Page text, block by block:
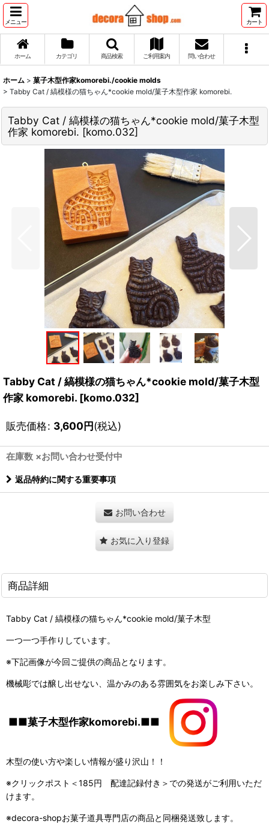
メニュー カート
ホーム カテゴリ 商品検索 ご利用案内 問い合わせ
ホーム > 菓子木型作家komorebi./cookie molds
> Tabby Cat / 縞模様の猫ちゃん*cookie mold/菓子木型作家 komorebi.
Tabby Cat / 縞模様の猫ちゃん*cookie mold/菓子木型
作家 komorebi. [komo.032]
Tabby Cat / 縞模様の猫ちゃん*cookie mold/菓子木型
作家 komorebi. [komo.032]
販売価格: 3,600円(税込)
在庫数 ×お問い合わせ受付中
返品特約に関する重要事項
お問い合わせ
お気に入り登録
商品詳細
Tabby Cat / 縞模様の猫ちゃん*cookie mold/菓子木型
一つ一つ手作りしています。
※下記画像が今回ご提供の商品となります。
機械彫では醸し出せない、温かみのある雰囲気をお楽しみ下さい。
■■菓子木型作家komorebi.■■
木型の使い方や楽しい情報が盛り沢山！！
※クリックポスト＜185円 配達記録付き＞での発送がご利用いただ
けます。
※decora-shopお菓子道具専門店の商品と同梱発送致します。